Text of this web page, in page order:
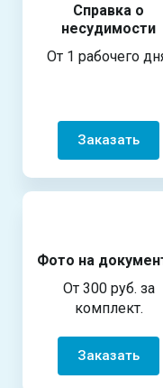
Справка о
несудимости
От 1 рабочего
Заказать
Фото на
От 300 руб. за
комплект.
Заказать